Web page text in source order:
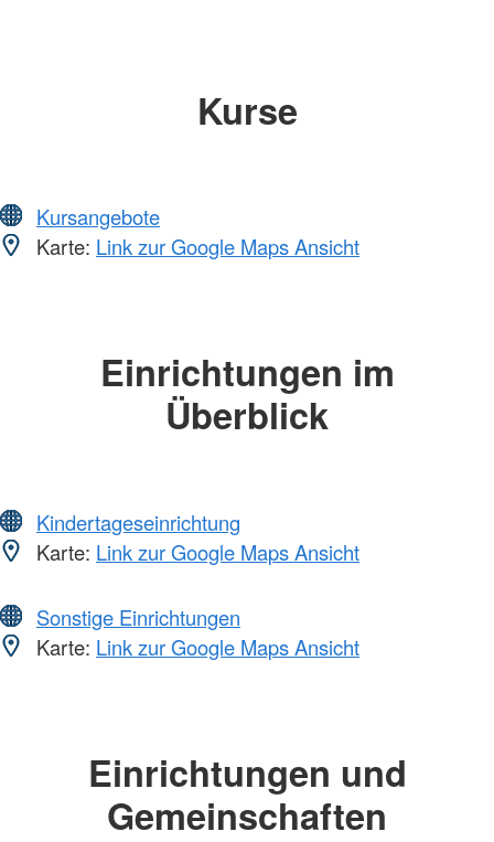
Kurse
Kursangebote
Karte: Link zur Google Maps Ansicht
Einrichtungen im
Überblick
Kindertageseinrichtung
Karte: Link zur Google Maps Ansicht
Sonstige Einrichtungen
Karte: Link zur Google Maps Ansicht
Einrichtungen und
Gemeinschaften